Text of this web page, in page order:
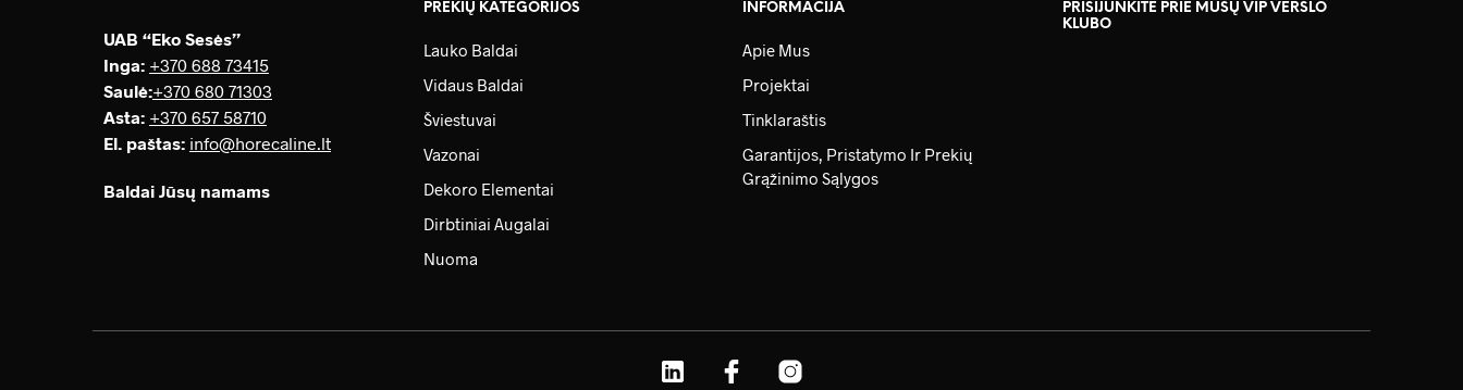
UAB “Eko Sesės”
Inga: +370 688 73415
Saulė:+370 680 71303
Asta: +370 657 58710
El. paštas: info@horecaline.lt
Baldai Jūsų namams
PREKIŲ KATEGORIJOS
Lauko Baldai
Vidaus Baldai
Šviestuvai
Vazonai
Dekoro Elementai
Dirbtiniai Augalai
Nuoma
INFORMACIJA
Apie Mus
Projektai
Tinklaraštis
Garantijos, Pristatymo Ir Prekių
Grąžinimo Sąlygos
PRISIJUNKITE PRIE MŪSŲ VIP VERSLO
KLUBO